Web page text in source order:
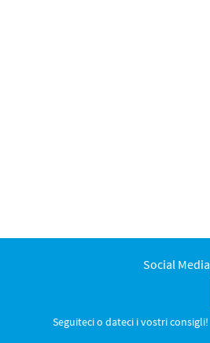
Social Media
Seguiteci o dateci i vostri consigli!